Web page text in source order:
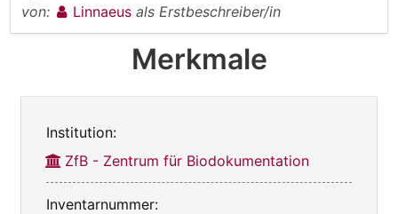
von:
Linnaeus als Erstbeschreiber/in
Merkmale
Institution:
ZfB - Zentrum für Biodokumentation
Inventarnummer: